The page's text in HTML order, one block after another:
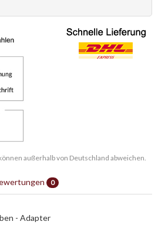
außerhalb von Deutschland abweichen.
0
- Adapter